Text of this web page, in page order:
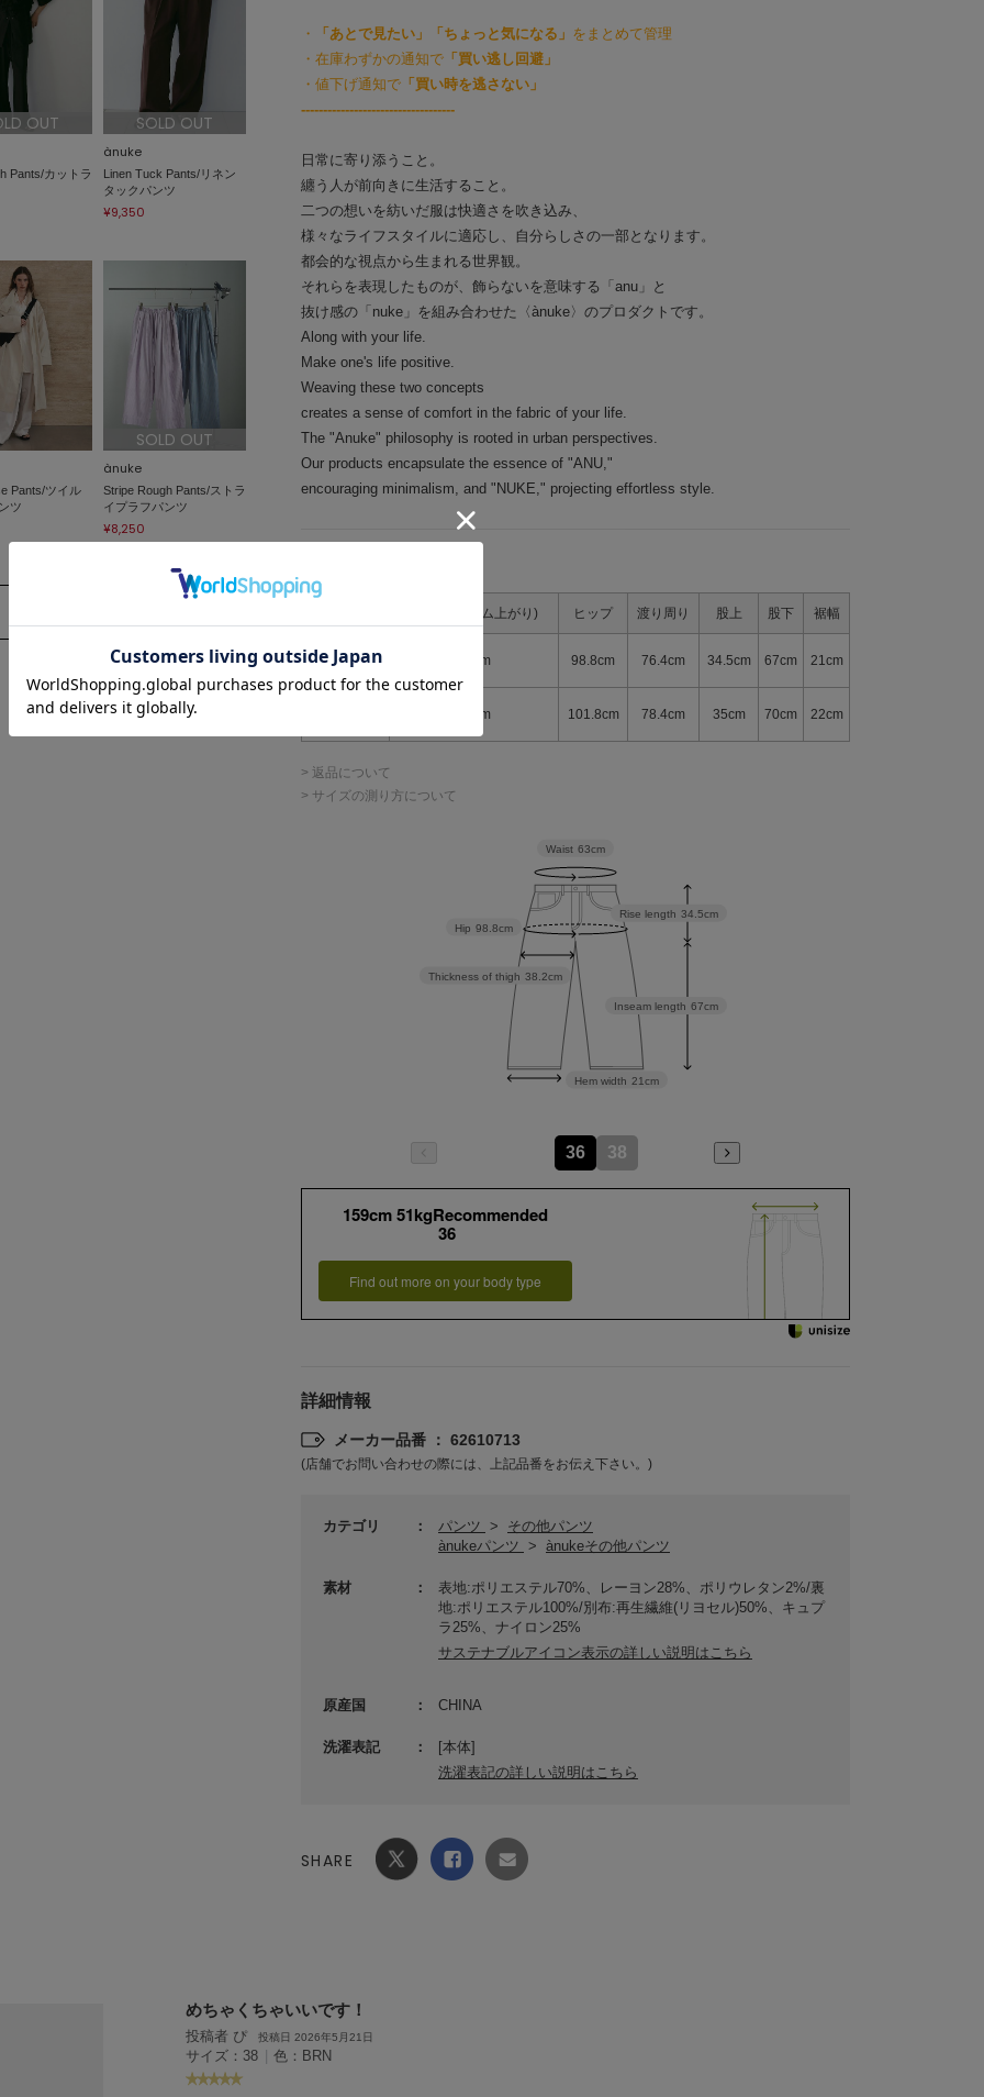
・ 「あとで見たい」「ちょっと気になる」 をまとめて管理
・在庫わずかの通知で 「買い逃し回避」
・値下げ通知で 「買い時を逃さない」
-----------------------------------
日常に寄り添うこと。
纏う人が前向きに生活すること。
二つの想いを紡いだ服は快適さを吹き込み、
様々なライフスタイルに適応し、自分らしさの一部となります。
都会的な視点から生まれる世界観。
それらを表現したものが、飾らないを意味する「anu」と
抜け感の「nuke」を組み合わせた〈ànuke〉のプロダクトです。
Along with your life.
Make one's life positive.
Weaving these two concepts
creates a sense of comfort in the fabric of your life.
The "Anuke" philosophy is rooted in urban perspectives.
Our products encapsulate the essence of "ANU,"
encouraging minimalism, and "NUKE," projecting effortless style.
ウエスト(ゴム上がり) ヒップ 渡り周り 股上 股下 裾幅
36 63cm 98.8cm 76.4cm 34.5cm 67cm 21cm
66cm 101.8cm 78.4cm 35cm 70cm 22cm
> 返品について
> サイズの測り方について
Inseam length 67cm
Rise length 34.5cm
Hem width 21cm
Thickness of thigh 38.2cm
Hip 98.8cm
Waist 63cm
36 38
159cm 51kgRecommended
36
Find out more on your body type
詳細情報
メーカー品番 ： 62610713
(店舗でお問い合わせの際には、上記品番をお伝え下さい。)
カテゴリ パンツ >
その他パンツ
ànukeパンツ > ànukeその他パンツ
素材
表地:ポリエステル70%、レーヨン28%、ポリウレタン2%/裏
地:ポリエステル100%/別布:再生繊維(リヨセル)50%、キュプ
ラ25%、ナイロン25%
サステナブルアイコン表示の詳しい説明はこちら
原産国 CHINA
洗濯表記
[本体]
洗濯表記の詳しい説明はこちら
SHARE
OUT
Pants/カットラ
SOLD OUT
ànuke
Linen Tuck Pants/リネン
タックパンツ
¥9,350
Pants/ツイル
ツ
SOLD OUT
ànuke
Stripe Rough Pants/ストラ
イプラフパンツ
¥8,250
めちゃくちゃいいです！
投稿者 ぴ 投稿日 2026年5月21日
サイズ：38 | 色：BRN